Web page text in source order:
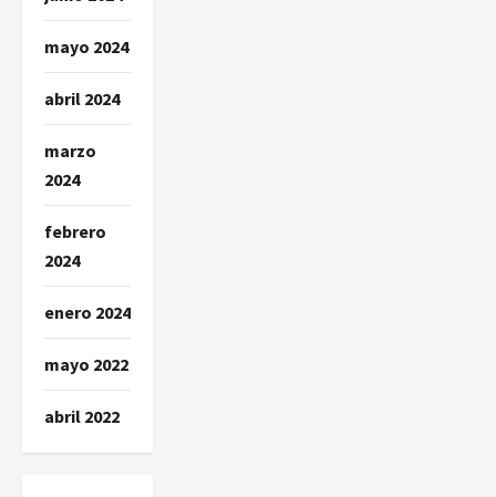
mayo 2024
abril 2024
marzo
2024
febrero
2024
enero 2024
mayo 2022
abril 2022